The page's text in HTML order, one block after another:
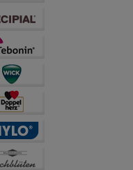
sich
der Nutzung
Hilfe wir unsere
den Inhalt
Werbung auf
zu gestalten.
teilweise an
Medien